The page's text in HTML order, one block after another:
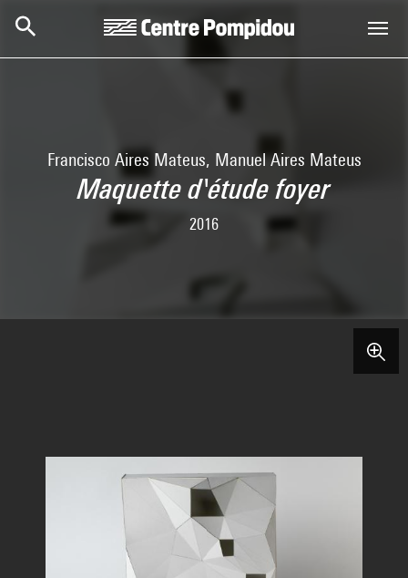
Francisco Aires Mateus, Manuel Aires Mateus
Maquette d'étude foyer
2016